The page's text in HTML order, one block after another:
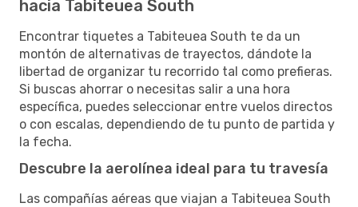
hacia Tabiteuea South
Encontrar tiquetes a Tabiteuea South te da un
montón de alternativas de trayectos, dándote la
libertad de organizar tu recorrido tal como prefieras.
Si buscas ahorrar o necesitas salir a una hora
específica, puedes seleccionar entre vuelos directos
o con escalas, dependiendo de tu punto de partida y
la fecha.
Descubre la aerolínea ideal para tu travesía
Las compañías aéreas que viajan a Tabiteuea South